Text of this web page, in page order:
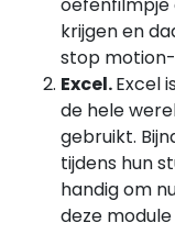
krijgen en
stop
Excel.Excel
de hele
gebruikt.
tijdens hun
handig om
deze